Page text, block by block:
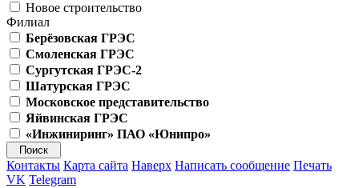
Новое строительство
Филиал
Берёзовская ГРЭС
Смоленская ГРЭС
Сургутская ГРЭС-2
Шатурская ГРЭС
Московское представительство
Яйвинская ГРЭС
«Инжиниринг» ПАО «Юнипро»
Контакты Карта сайта Наверх Написать сообщение Печать
VK Telegram